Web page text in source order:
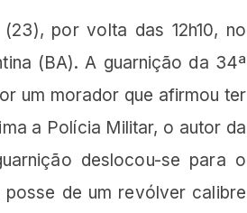
por volta das 12h10, no
(BA). A guarnição da 34ª
um morador que afirmou ter
a Polícia Militar, o autor da
deslocou-se para o
de um revólver calibre